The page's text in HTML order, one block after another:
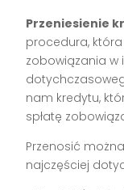
Przeniesienie
procedura,
zobowiązania w
nam kredytu,
spłatę
Przenosić
najczęściej